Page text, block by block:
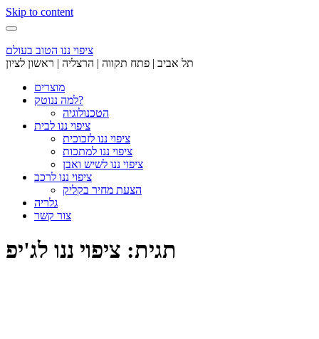
Skip to content
ציפוי ננו הטוב בעולם
תל אביב | פתח תקווה | הרצליה | ראשון לציון
מוצרים
למה ננוטק?
הטכנולוגיה
ציפוי ננו לבית
ציפוי ננו לזכוכית
ציפוי ננו למתכות
ציפוי ננו לשיש ואבן
ציפוי ננו לרכב
הצעת מחיר בקליק
גלריה
צור קשר
תגית: ציפוי ננו לג'יפ